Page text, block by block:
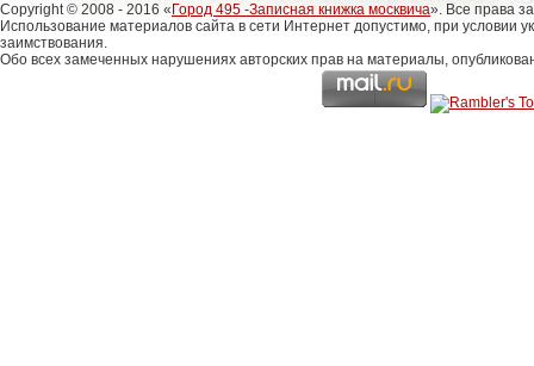
Copyright © 2008 - 2016 « Город 495 -Записная книжка москвича». Все права
Использование материалов сайта в сети Интернет допустимо, при условии
заимствования.
Обо всех замеченных нарушениях авторских прав на материалы,